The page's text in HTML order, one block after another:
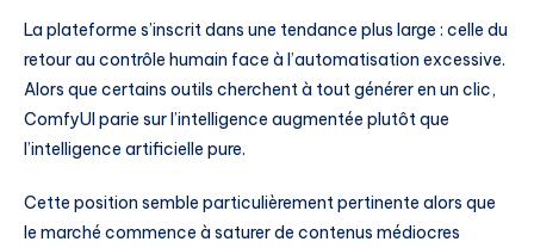
La plateforme s’inscrit dans une tendance plus large : celle du
retour au contrôle humain face à l’automatisation excessive.
Alors que certains outils cherchent à tout générer en un clic,
ComfyUI parie sur l’intelligence augmentée plutôt que
l’intelligence artificielle pure.
Cette position semble particulièrement pertinente alors que
le marché commence à saturer de contenus médiocres